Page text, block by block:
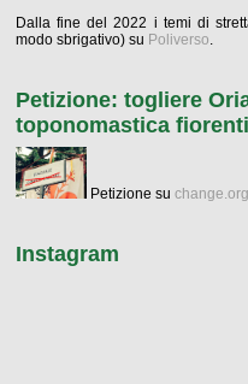
Dalla fine del 2022 i temi di
modo sbrigativo) su Poliverso.
Petizione: togliere
toponomastica
Petizione su change.org
Instagram